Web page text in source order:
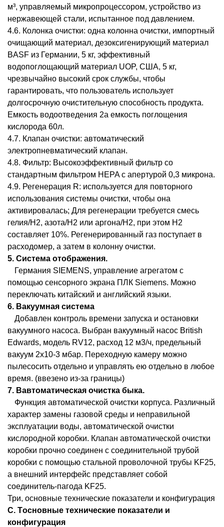
м³, управляемый микропроцессором, устройство из
нержавеющей стали, испытанное под давлением.
4.6. Колонка очистки: одна колонна очистки, импортный
очищающий материал, дезоксигенирующий материал
BASF из Германии, 5 кг, эффективный
водопоглощающий материал UOP, США, 5 кг,
чрезвычайно высокий срок службы, чтобы
гарантировать, что пользователь использует
долгосрочную очистительную способность продукта.
Емкость водоотведения 2а емкость поглощения
кислорода 60л.
4.7. Клапан очистки: автоматический
электропневматический клапан.
4.8. Фильтр: Высокоэффективный фильтр со
стандартным фильтром HEPA с апертурой 0,3 микрона.
4.9. Регенерация R: используется для повторного
использования системы очистки, чтобы она
активировалась; Для регенерации требуется смесь
гелия/H2, азота/H2 или аргона/H2, при этом H2
составляет 10%. Регенерированный газ поступает в
расходомер, а затем в колонну очистки.
5. Система отображения.
Германия SIEMENS, управление агрегатом с
помощью сенсорного экрана ПЛК Siemens. Можно
переключать китайский и английский языки.
6. Вакуумная система
Добавлен контроль времени запуска и остановки
вакуумного насоса. Выбран вакуумный насос British
Edwards, модель RV12, расход 12 м3/ч, предельный
вакуум 2x10-3 мбар. Переходную камеру можно
пылесосить отдельно и управлять ею отдельно в любое
время. (ввезено из-за границы)
7. Bавтоматическая очистка быка.
Функция автоматической очистки корпуса. Различный
характер замены газовой среды и неправильной
эксплуатации воды, автоматической очистки
кислородной коробки. Клапан автоматической очистки
коробки прочно соединен с соединительной трубой
коробки с помощью стальной проволочной трубы KF25,
а внешний интерфейс представляет собой
соединитель-пагода KF25.
Три, основные технические показатели и конфигурация
С. Tосновные технические показатели и
конфигурация